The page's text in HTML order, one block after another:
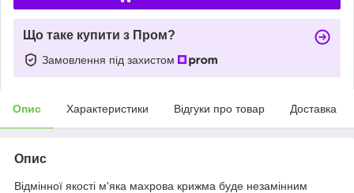
Що таке купити з Пром?
Замовлення під захистом
Опис Характеристики Відгуки про товар Доставка
Опис
Відмінної якості м'яка махрова крижма буде незамінним